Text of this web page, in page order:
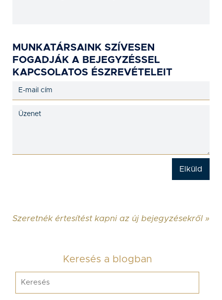
MUNKATÁRSAINK SZÍVESEN
FOGADJÁK A BEJEGYZÉSSEL
KAPCSOLATOS ÉSZREVÉTELEIT
Szeretnék értesítést kapni az új bejegyzésekről »
Keresés a blogban